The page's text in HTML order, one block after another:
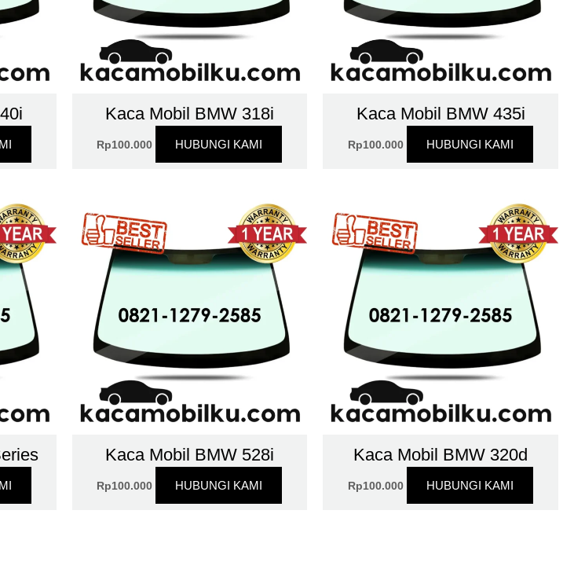
Kaca Mobil BMW 318i
Rp100.000 HUBUNGI KAMI
Kaca Mobil BMW 435i
Rp100.000 HUBUNGI KAMI
Kaca Mobil BMW 528i
Rp100.000 HUBUNGI KAMI
Kaca Mobil BMW 320d
Rp100.000 HUBUNGI KAMI